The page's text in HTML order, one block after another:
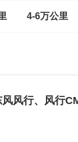
4-6万公里
风风行、风行